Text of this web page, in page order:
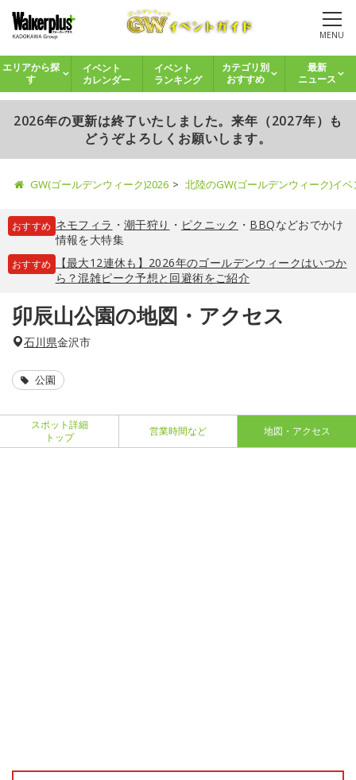
MENU
エリアから探
す
イベント
カレンダー
イベント
ランキング
カテゴリ別
おすすめ
最新
ニュース
2026年の更新は終了いたしました。来年（2027年）も
どうぞよろしくお願いします。
GW(ゴールデンウィーク)2026 北陸のGW(ゴールデンウィーク)イ
おすすめ ネモフィラ ・ 潮干狩り ・ ピクニック ・ BBQなどおでかけ
情報を大特集
おすすめ
【最大12連休も】2026年のゴールデンウィークはいつか
ら？混雑ピーク予想と回避術をご紹介
卯辰山公園の地図・アクセス
石川県金沢市
公園
スポット詳細
トップ
営業時間など 地図・アクセス